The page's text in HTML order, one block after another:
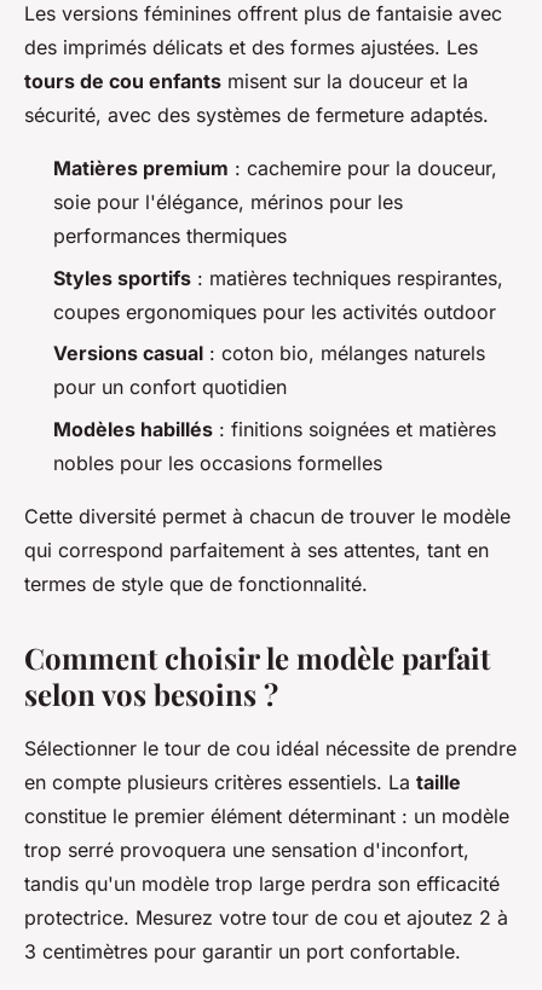
Les versions féminines offrent plus de fantaisie avec
des imprimés délicats et des formes ajustées. Les
tours de cou enfants misent sur la douceur et la
sécurité, avec des systèmes de fermeture adaptés.
Matières premium : cachemire pour la douceur,
soie pour l'élégance, mérinos pour les
performances thermiques
Styles sportifs : matières techniques respirantes,
coupes ergonomiques pour les activités outdoor
Versions casual : coton bio, mélanges naturels
pour un confort quotidien
Modèles habillés : finitions soignées et matières
nobles pour les occasions formelles
Cette diversité permet à chacun de trouver le modèle
qui correspond parfaitement à ses attentes, tant en
termes de style que de fonctionnalité.
Comment choisir le modèle parfait
selon vos besoins ?
Sélectionner le tour de cou idéal nécessite de prendre
en compte plusieurs critères essentiels. La taille
constitue le premier élément déterminant : un modèle
trop serré provoquera une sensation d'inconfort,
tandis qu'un modèle trop large perdra son efficacité
protectrice. Mesurez votre tour de cou et ajoutez 2 à
3 centimètres pour garantir un port confortable.